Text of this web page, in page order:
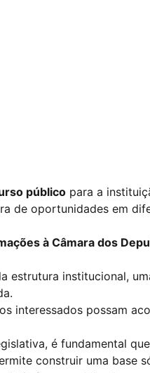
público para a
de oportunidades em
à Câmara dos
estrutura institucional,
interessados possam
é fundamental
construir uma base